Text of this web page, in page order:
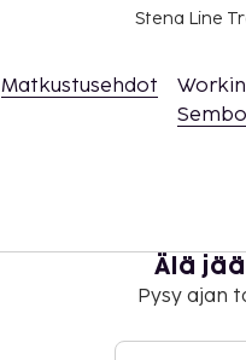
Stena Line
Matkustusehdot
Sembo
Älä
Pysy ajan